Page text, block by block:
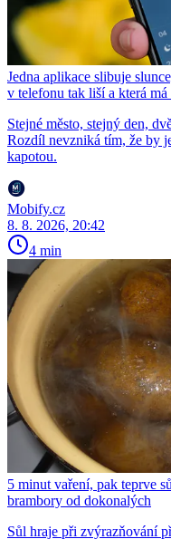
Jedna aplikace slibuje
v telefonu tak liší a která má
Stejné město, stejný den,
Rozdíl nevzniká tím, že by
kapotou.
Mobify.cz
8. 8. 2026, 20:42
4 min
5 minut vaření, pak teprve
brambory od dokonalých
Sůl hraje při zvýrazňování